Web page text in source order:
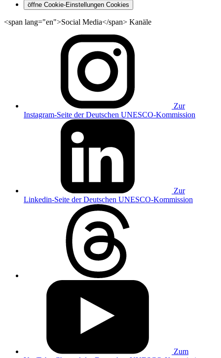
öffne Cookie-Einstellungen Cookies
<span lang="en">Social Media</span> Kanäle
Zur
Instagram-Seite der Deutschen UNESCO-Kommission
Zur
Linkedin-Seite der Deutschen UNESCO-Kommission
Zum